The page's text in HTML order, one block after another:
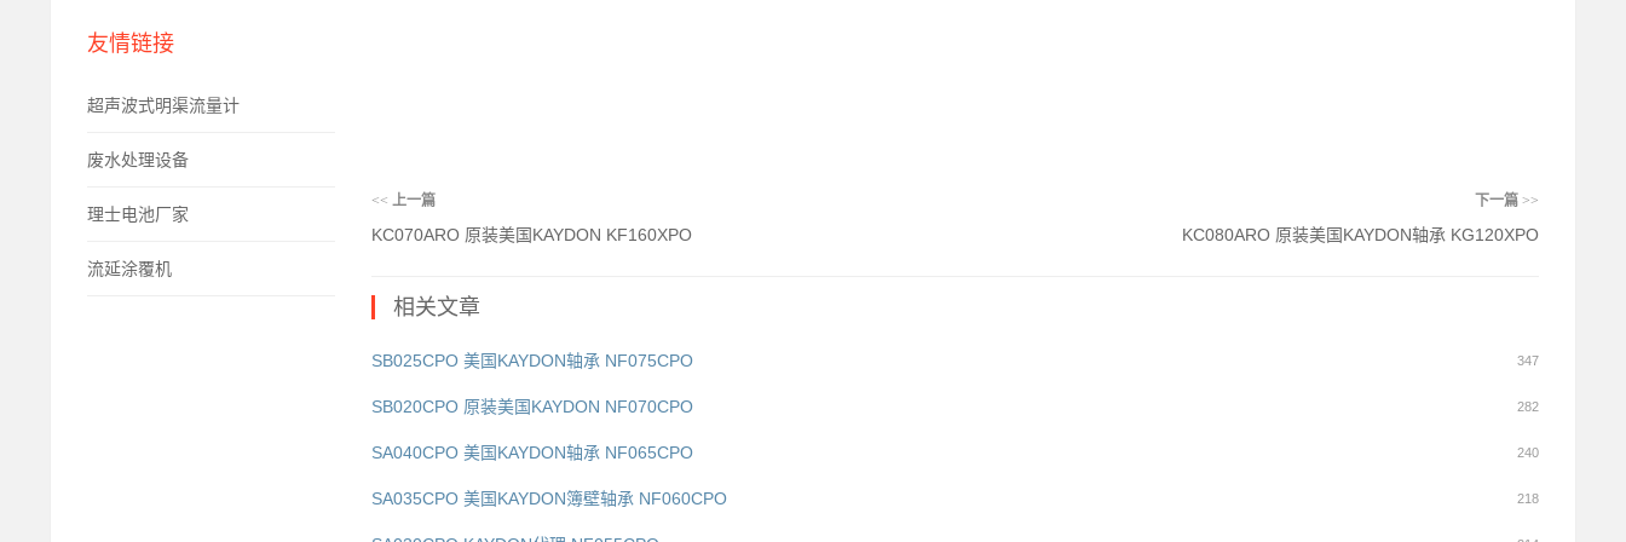
友情链接
超声波式明渠流量计
废水处理设备
理士电池厂家
流延涂覆机
<< 上一篇
KC070ARO 原装美国KAYDON KF160XPO
下一篇 >>
KC080ARO 原装美国KAYDON轴承 KG120XPO
相关文章
347
SB025CPO 美国KAYDON轴承 NF075CPO
282
SB020CPO 原装美国KAYDON NF070CPO
240
SA040CPO 美国KAYDON轴承 NF065CPO
218
SA035CPO 美国KAYDON簿壁轴承 NF060CPO